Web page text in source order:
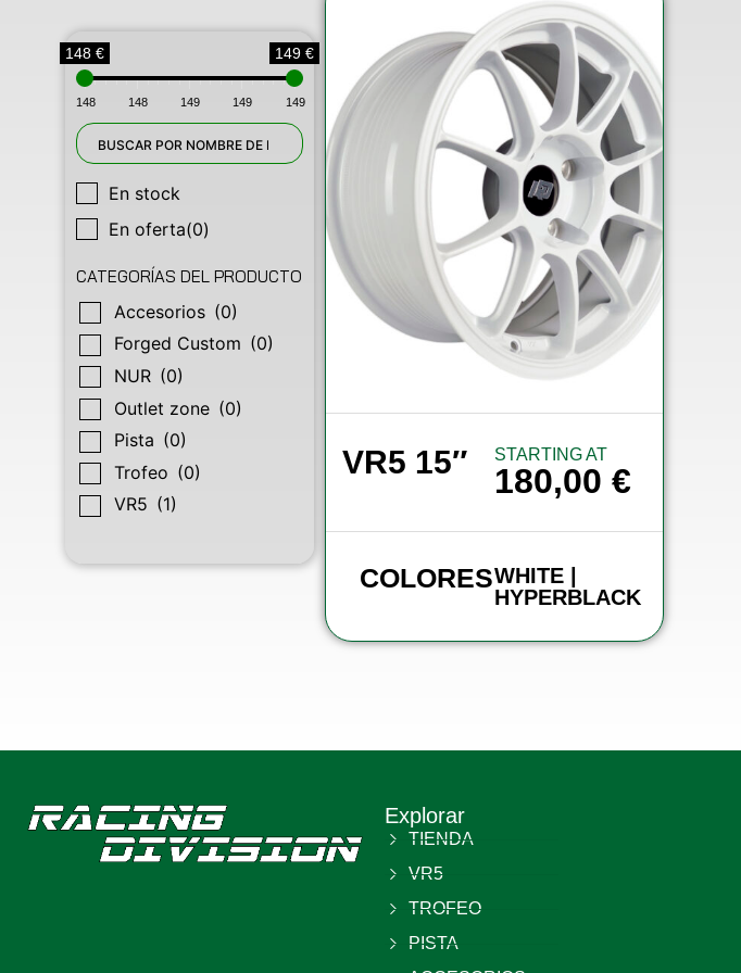
148 € 149 €
148 148 149 149 149
En stock
En oferta(0)
CATEGORÍAS DEL PRODUCTO
Accesorios (0)
Forged Custom (0)
NUR (0)
Outlet zone (0)
Pista (0)
Trofeo (0)
VR5 (1)
VR5 15″ STARTING AT
180,00 €
COLORESWHITE |
HYPERBLACK
Explorar
TIENDA
VR5
TROFEO
PISTA